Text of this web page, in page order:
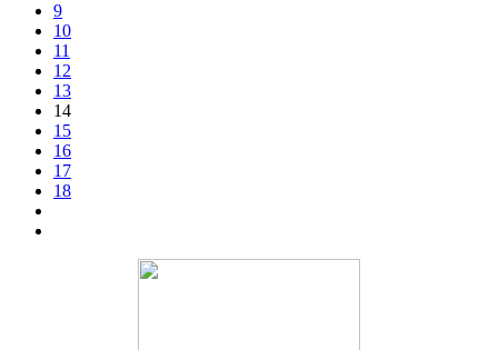
9
10
11
12
13
14
15
16
17
18